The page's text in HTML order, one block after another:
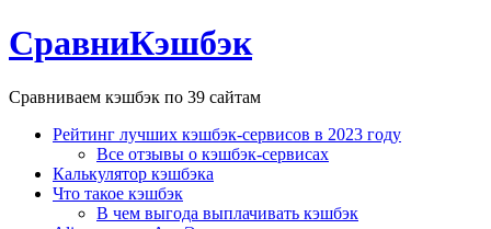
СравниКэшбэк
Сравниваем кэшбэк по 39 сайтам
Рейтинг лучших кэшбэк-сервисов в 2023 году
Все отзывы о кэшбэк-сервисах
Калькулятор кэшбэка
Что такое кэшбэк
В чем выгода выплачивать кэшбэк